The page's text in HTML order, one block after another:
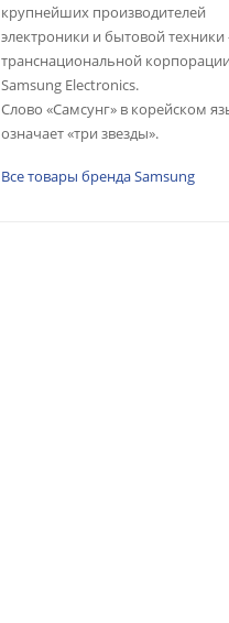
крупнейших производителей
электроники и бытовой
транснациональной корпорации
Samsung Electronics.
Слово «Самсунг» в корейском
означает «три звезды».
Все товары бренда Samsung